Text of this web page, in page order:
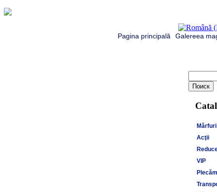
Pagina principală Galereea
Acţii
VIP